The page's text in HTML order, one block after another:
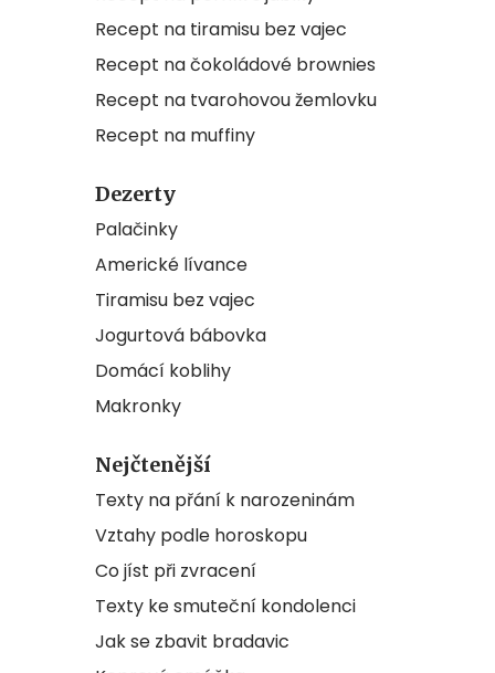
Recept na tiramisu bez vajec
Recept na čokoládové brownies
Recept na tvarohovou žemlovku
Recept na muffiny
Dezerty
Palačinky
Americké lívance
Tiramisu bez vajec
Jogurtová bábovka
Domácí koblihy
Makronky
Nejčtenější
Texty na přání k narozeninám
Vztahy podle horoskopu
Co jíst při zvracení
Texty ke smuteční kondolenci
Jak se zbavit bradavic